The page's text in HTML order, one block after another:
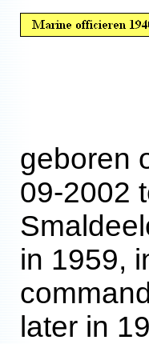
geboren
09-2002
in 1959,
later in